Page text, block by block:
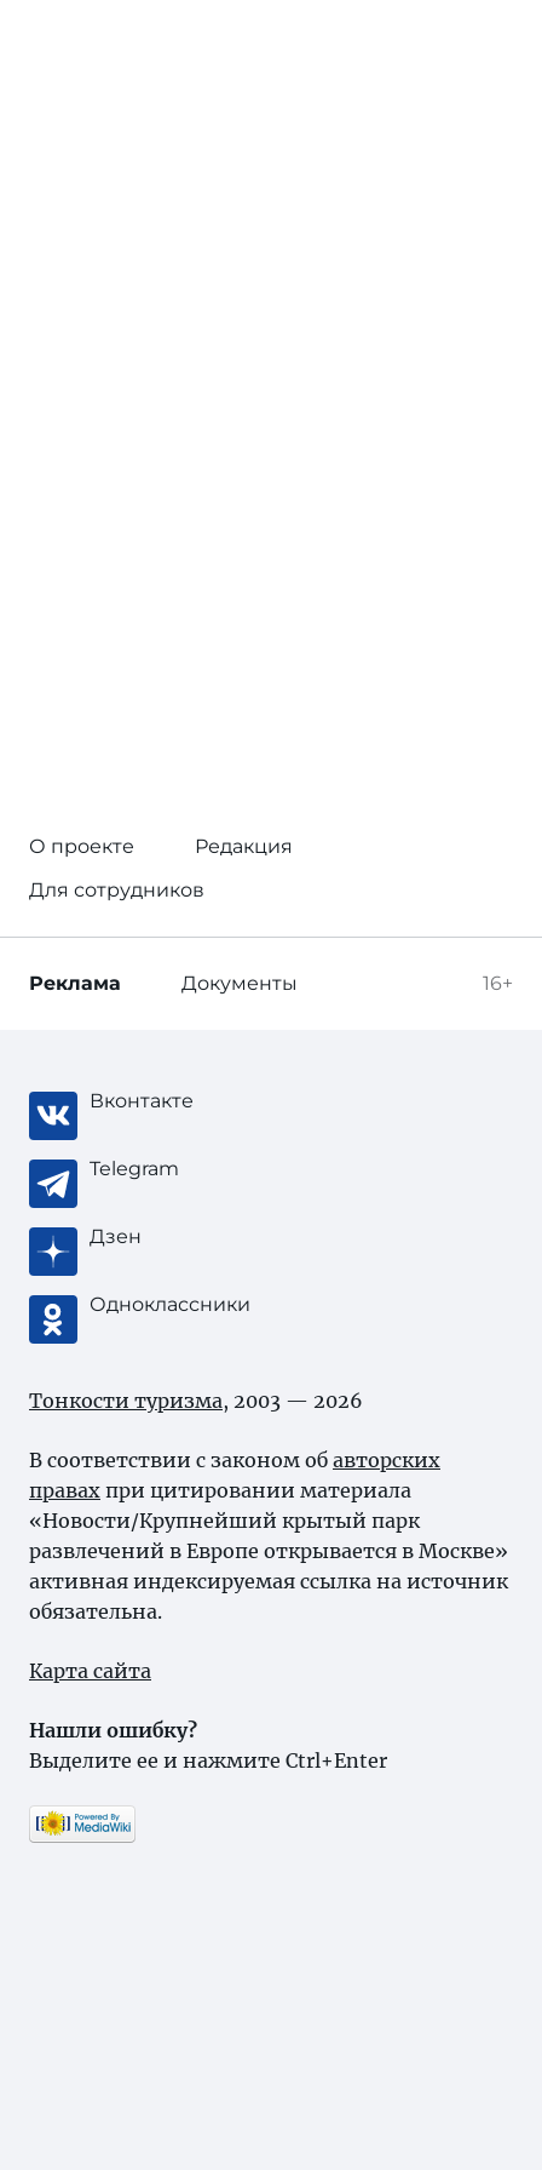
О проекте
Редакция
Для сотрудников
16+
Реклама Документы
Вконтакте
Telegram
Дзен
Одноклассники
Тонкости туризма, 2003 — 2026
В соответствии с законом об авторских
правах при цитировании материала
«Новости/Крупнейший крытый парк
развлечений в Европе открывается в Москве»
активная индексируемая ссылка на источник
обязательна.
Карта сайта
Нашли ошибку?
Выделите ее и нажмите Ctrl+Enter